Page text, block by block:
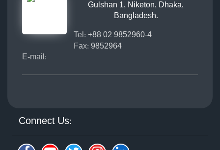
Gulshan 1, Niketon, Dhaka,
Bangladesh.
Tel: +88 02 9852960-4
Fax: 9852964
E-mail:
Connect Us: